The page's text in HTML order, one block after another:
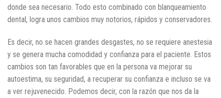
donde sea necesario. Todo esto combinado con blanqueamiento
dental, logra unos cambios muy notorios, rápidos y conservadores.
Es decir, no se hacen grandes desgastes, no se requiere anestesia
y se genera mucha comodidad y confianza para el paciente. Estos
cambios son tan favorables que en la persona va mejorar su
autoestima, su seguridad, a recuperar su confianza e incluso se va
a ver rejuvenecido. Podemos decir, con la razón que nos da la